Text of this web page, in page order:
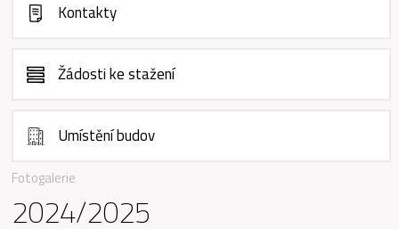
Fotogalerie
2024/2025
Kontakty
Žádosti ke stažení
Umístění budov